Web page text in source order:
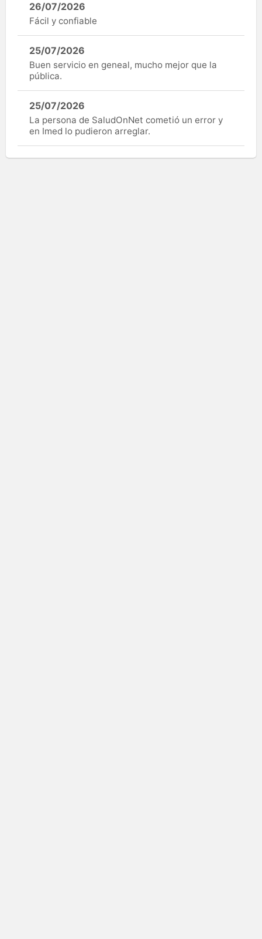
26/07/2026
Fácil y confiable
25/07/2026
Buen servicio en geneal, mucho mejor que la
pública.
25/07/2026
La persona de SaludOnNet cometió un error y
en Imed lo pudieron arreglar.